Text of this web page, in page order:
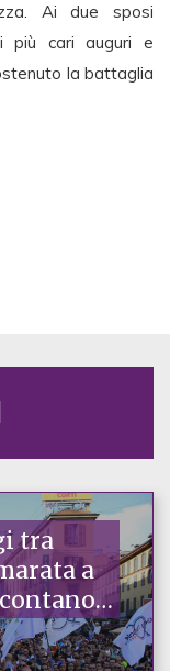
Ai due sposi
più cari auguri e
la battaglia
tra
a